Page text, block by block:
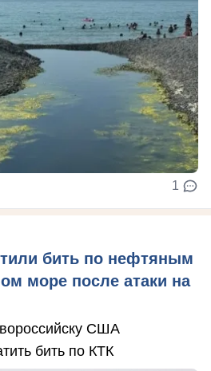
1
бить по нефтяным
море после атаки на
США
бить по КТК